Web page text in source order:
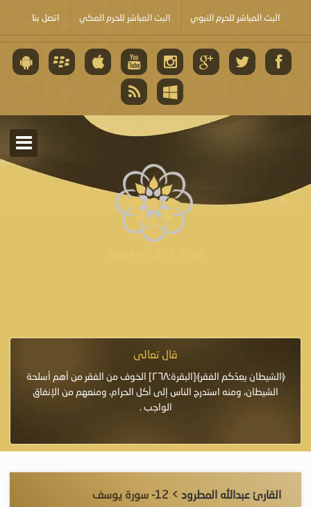
البث المباشر للحرم النبوي البث المباشر للحرم المكي اتصل بنا
قال تعالى
﴿الشيطان يعِدُكم الفقر﴾[البقرة:٢٦٨] الخوف من الفقر من أهم أسلحة
الشيطان، ومنه استدرج الناس إلى أكل الحرام، ومنعهم من الإنفاق
الواجب .
القارئ عبدالله المطرود > 12- سورة يوسف